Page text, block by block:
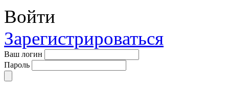
Войти
Зарегистрироваться
Ваш логин
Пароль